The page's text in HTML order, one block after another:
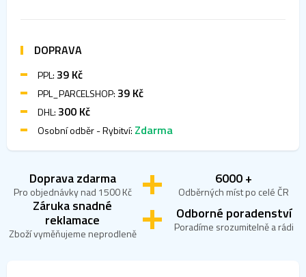
DOPRAVA
PPL:39 Kč
PPL_PARCELSHOP:39 Kč
DHL:300 Kč
Osobní odběr - Rybitví: Zdarma
Doprava zdarma
Pro objednávky nad 1500 Kč
6000 +
Odběrných míst po celé ČR
Záruka snadné
reklamace
Zboží vyměňujeme neprodleně
Odborné poradenství
Poradíme srozumitelně a rádi